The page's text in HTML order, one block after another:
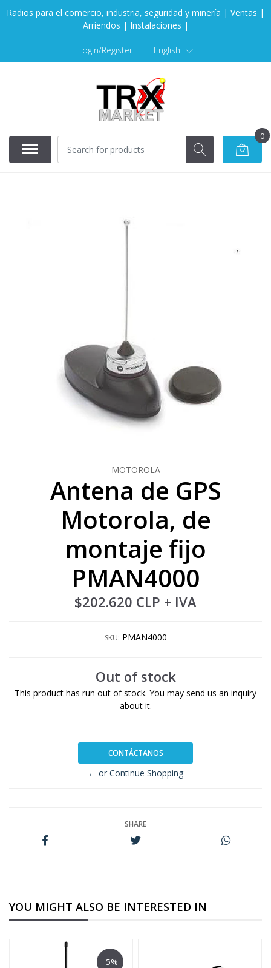
Radios para el comercio, industria, seguridad y minería | Ventas |
Arriendos | Instalaciones |
Login/Register | English
0
MOTOROLA
Antena de GPS
Motorola, de
montaje fijo
PMAN4000
$202.620 CLP + IVA
SKU: PMAN4000
Out of stock
This product has run out of stock. You may send us an inquiry
about it.
CONTÁCTANOS
← or Continue Shopping
SHARE
YOU MIGHT ALSO BE INTERESTED IN
-5%